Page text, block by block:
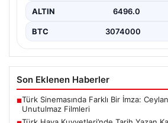
ALTIN 6496.0
BTC 3074000
Son Eklenen Haberler
■Türk Sinemasında Farklı Bir İmza:
Unutulmaz Filmleri